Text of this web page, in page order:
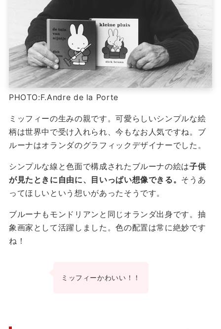
PHOTO:F.Andre de la Porte
ミッフィーの生みの親です。可愛らしいシンプルな絵
柄は世界中で受け入れられ、今もなお人気ですね。ブ
ルーナはオランダのグラフィックデザイナーでした。
シンプルな線と色面で構成されたブルーナの絵は子供
が見たときに自由に、目いっぱい想像できる。 そうあ
ってほしいという想いがあったそうです。
ブルーナもモンドリアンと同じオランダ出身です。抽
象画家として活躍しました。色の配置は常に絶妙です
ね！
ミッフィーかわいい！！